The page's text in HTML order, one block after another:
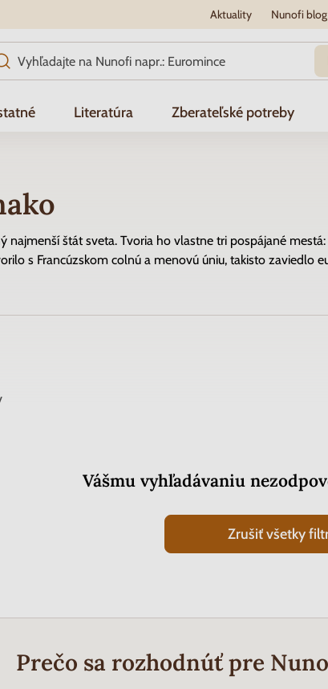
Aktuality Nunofi blog
Literatúra Zberateľské potreby
najmenší štát sveta. Tvoria ho vlastne tri pospájané
s Francúzskom colnú a menovú úniu, takisto zaviedlo
Vášmu vyhľadávaniu
Zrušiť všetky
Prečo sa rozhodnúť pre